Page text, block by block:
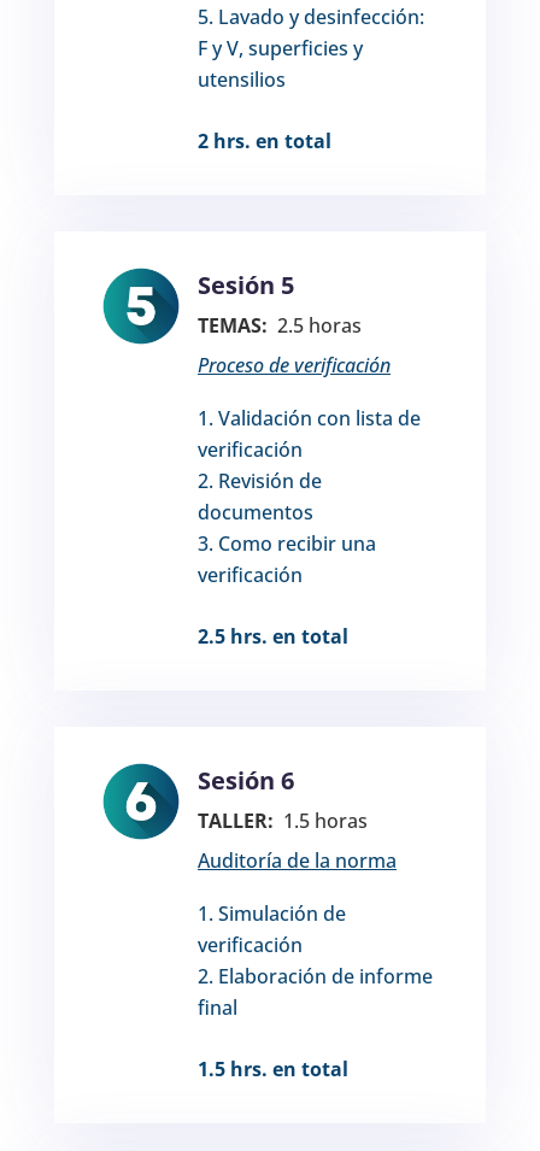
Lavado y desinfección:
F y V, superficies y
utensilios
2 hrs. en total
Sesión 5
TEMAS: 2.5 horas
Proceso de verificación
Validación con lista de
verificación
Revisión de
documentos
Como recibir una
verificación
2.5 hrs. en total
Sesión 6
TALLER: 1.5 horas
Auditoría de la norma
Simulación de
verificación
Elaboración de informe
final
1.5 hrs. en total